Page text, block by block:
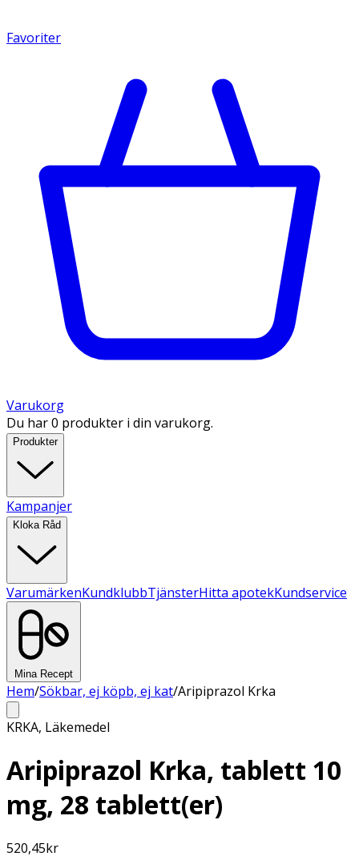
Favoriter
Varukorg
Du har 0 produkter i din varukorg.
Produkter
Kampanjer
Kloka Råd
VarumärkenKundklubbTjänsterHitta apotekKundservice
Mina Recept
Hem/Sökbar, ej köpb, ej kat/Aripiprazol Krka
KRKA, Läkemedel
Aripiprazol Krka, tablett 10
mg, 28 tablett(er)
520,45kr